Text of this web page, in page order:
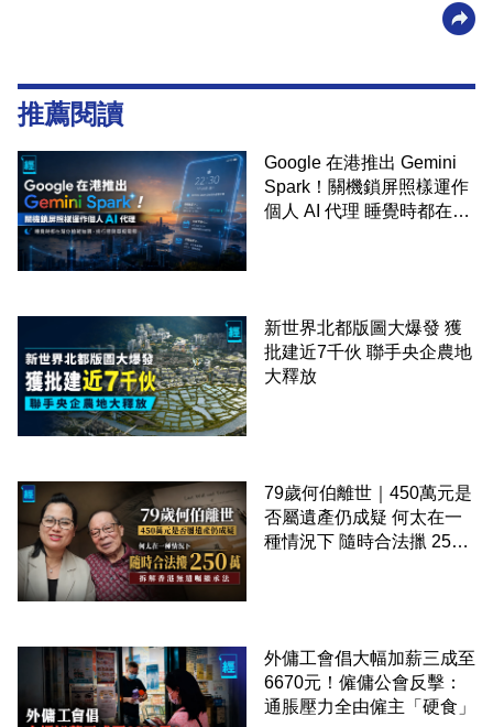
推薦閱讀
Google 在港推出 Gemini
Spark！關機鎖屏照樣運作
個人 AI 代理 睡覺時都在幫
新世界北都版圖大爆發 獲
批建近7千伙 聯手央企農地
大釋放
79歲何伯離世｜450萬元是
否屬遺產仍成疑 何太在一
種情況下 隨時合法擸 250
外傭工會倡大幅加薪三成至
6670元！僱傭公會反擊：
通脹壓力全由僱主「硬食」